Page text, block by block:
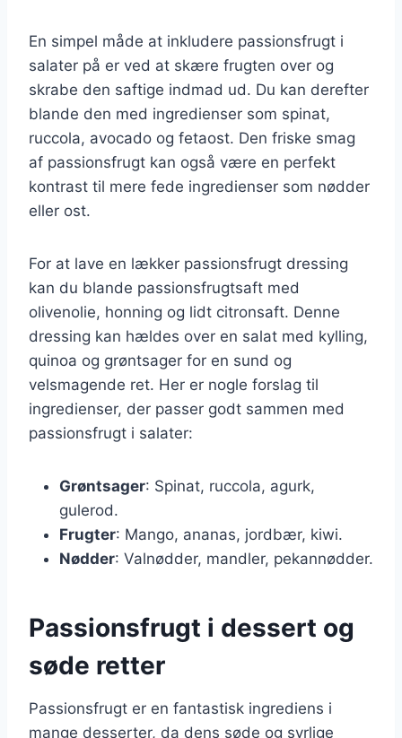
En simpel måde at inkludere passionsfrugt i
salater på er ved at skære frugten over og
skrabe den saftige indmad ud. Du kan derefter
blande den med ingredienser som spinat,
ruccola, avocado og fetaost. Den friske smag
af passionsfrugt kan også være en perfekt
kontrast til mere fede ingredienser som nødder
eller ost.
For at lave en lækker passionsfrugt dressing
kan du blande passionsfrugtsaft med
olivenolie, honning og lidt citronsaft. Denne
dressing kan hældes over en salat med kylling,
quinoa og grøntsager for en sund og
velsmagende ret. Her er nogle forslag til
ingredienser, der passer godt sammen med
passionsfrugt i salater:
Grøntsager: Spinat, ruccola, agurk,
gulerod.
Frugter: Mango, ananas, jordbær, kiwi.
Nødder: Valnødder, mandler, pekannødder.
Passionsfrugt i dessert og
søde retter
Passionsfrugt er en fantastisk ingrediens i
mange desserter, da dens søde og syrlige